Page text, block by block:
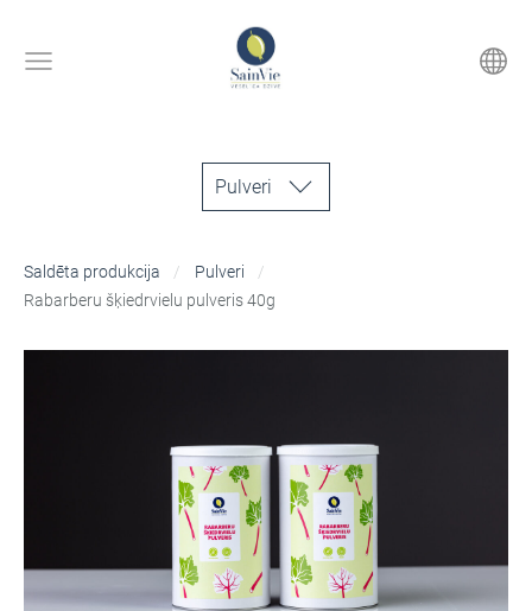
Pulveri
Saldēta produkcija
Pulveri
Rabarberu šķiedrvielu pulveris 40g